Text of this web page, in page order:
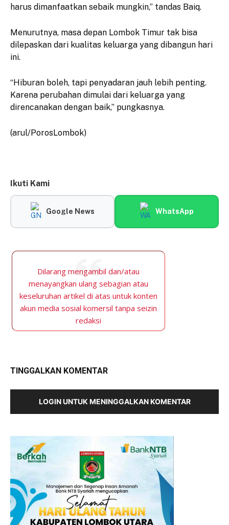
harus dimanfaatkan sebaik mungkin,” tandas Baiq.
Menurutnya, masa depan Lombok Timur tak bisa
dilepaskan dari kualitas keluarga yang dibangun hari
ini.
“Hiburan boleh, tapi penyadaran jauh lebih penting.
Karena perubahan dimulai dari keluarga yang
direncanakan dengan baik,” pungkasnya.
(arul/PorosLombok)
Ikuti Kami
Google News WhatsApp
Dilarang mengambil dan/atau
menayangkan ulang sebagian atau
keseluruhan artikel di atas untuk konten
akun media sosial komersil tanpa seizin
redaksi
TINGGALKAN KOMENTAR
LOGIN UNTUK MENINGGALKAN KOMENTAR